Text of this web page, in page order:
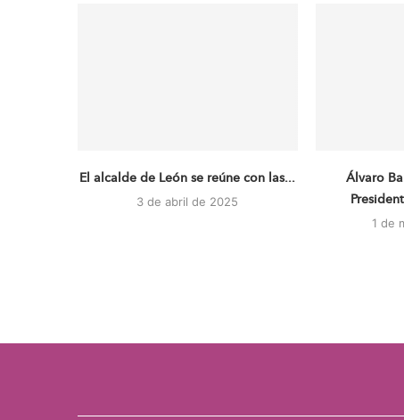
El alcalde de León se reúne con las...
3 de abril de 2025
Álvaro
1 de